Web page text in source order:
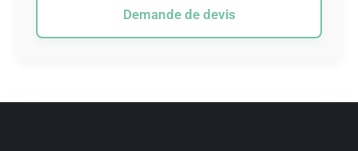
Demande de devis